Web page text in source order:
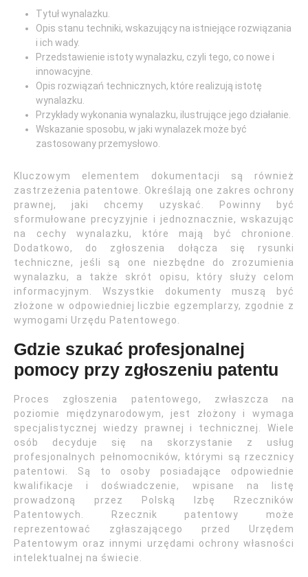
Tytuł wynalazku.
Opis stanu techniki, wskazujący na istniejące rozwiązania
i ich wady.
Przedstawienie istoty wynalazku, czyli tego, co nowe i
innowacyjne.
Opis rozwiązań technicznych, które realizują istotę
wynalazku.
Przykłady wykonania wynalazku, ilustrujące jego działanie.
Wskazanie sposobu, w jaki wynalazek może być
zastosowany przemysłowo.
Kluczowym elementem dokumentacji są również
zastrzeżenia patentowe. Określają one zakres ochrony
prawnej, jaki chcemy uzyskać. Powinny być
sformułowane precyzyjnie i jednoznacznie, wskazując
na cechy wynalazku, które mają być chronione.
Dodatkowo, do zgłoszenia dołącza się rysunki
techniczne, jeśli są one niezbędne do zrozumienia
wynalazku, a także skrót opisu, który służy celom
informacyjnym. Wszystkie dokumenty muszą być
złożone w odpowiedniej liczbie egzemplarzy, zgodnie z
wymogami Urzędu Patentowego.
Gdzie szukać profesjonalnej
pomocy przy zgłoszeniu patentu
Proces zgłoszenia patentowego, zwłaszcza na
poziomie międzynarodowym, jest złożony i wymaga
specjalistycznej wiedzy prawnej i technicznej. Wiele
osób decyduje się na skorzystanie z usług
profesjonalnych pełnomocników, którymi są rzecznicy
patentowi. Są to osoby posiadające odpowiednie
kwalifikacje i doświadczenie, wpisane na listę
prowadzoną przez Polską Izbę Rzeczników
Patentowych. Rzecznik patentowy może
reprezentować zgłaszającego przed Urzędem
Patentowym oraz innymi urzędami ochrony własności
intelektualnej na świecie.